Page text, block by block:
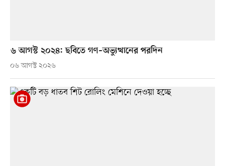
৬ আগস্ট ২০২৪: ছবিতে গণ–অভ্যুত্থানের পরদিন
০৬ আগস্ট ২০২৬